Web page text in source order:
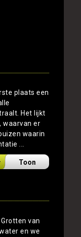
plaats een
Het lijkt
waarvan er
waarin
...
Toon
van
en we